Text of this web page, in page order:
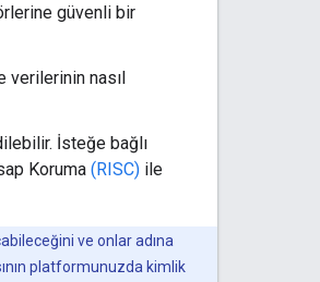
güvenli bir
verilerinin nasıl
İsteğe bağlı
Koruma (RISC) ile
ve onlar adına
platformunuzda kimlik